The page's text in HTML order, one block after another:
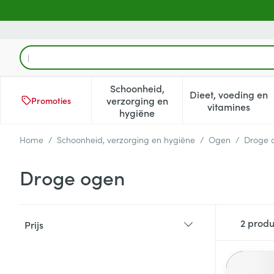
Product, merk, categorie...
Promoties
Schoonheid,
verzorging en
hygiëne
Toon submenu voor
Dieet, voeding en
vitamines
Toon
Home / Schoonheid, verzorging en hygiëne / Ogen / Droge
Droge ogen
Prijs
2